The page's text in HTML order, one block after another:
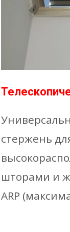
стержень
шторами и
ARP